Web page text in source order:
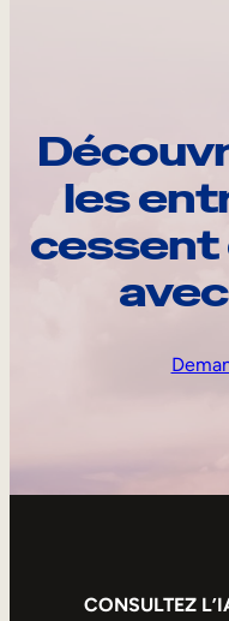
les
cessent
CONSULTEZ